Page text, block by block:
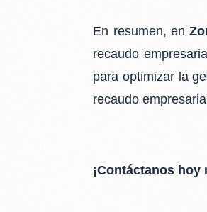
En resumen, en
recaudo
para optimizar la
recaudo
¡Contáctanos